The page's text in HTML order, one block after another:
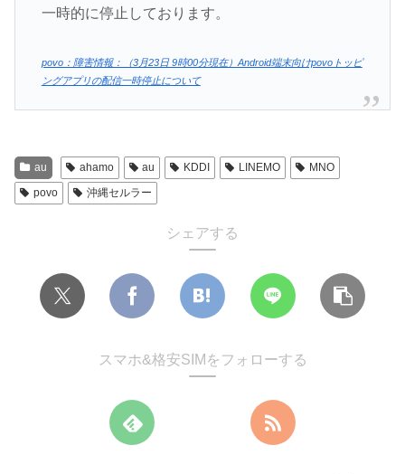
一時的に停止しております。
povo：障害情報：（3月23日 9時00分現在）Android端末向けpovoトッピ
ングアプリの配信一時停止について
au ahamo au KDDI LINEMO
MNO
povo
沖縄セルラー
シェアする
スマホ&格安SIMをフォローする